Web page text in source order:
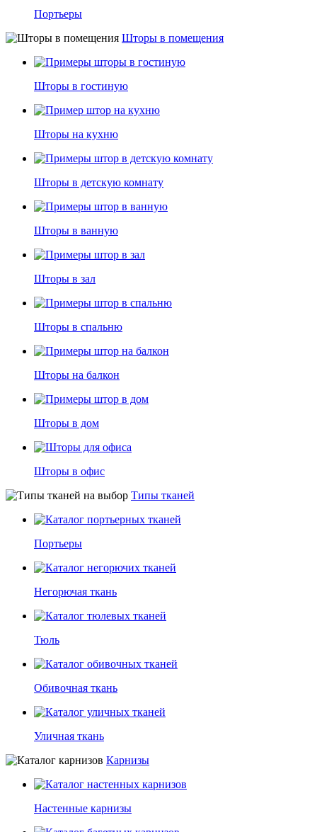
Портьеры
Шторы в помещения
Шторы в гостиную
Шторы на кухню
Шторы в детскую комнату
Шторы в ванную
Шторы в зал
Шторы в спальню
Шторы на балкон
Шторы в дом
Шторы в офис
Типы тканей
Портьеры
Негорючая ткань
Тюль
Обивочная ткань
Уличная ткань
Карнизы
Настенные карнизы